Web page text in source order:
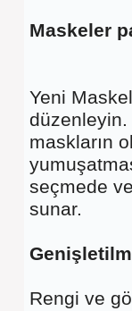
Maskeler
Yeni
maskların
seçmede
sunar.
Rengi ve